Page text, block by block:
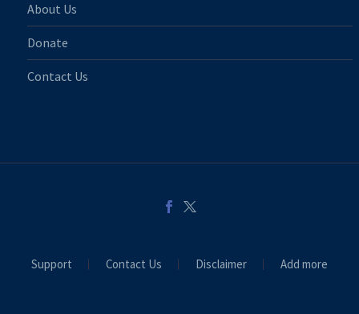
About Us
Donate
Contact Us
Support Contact Us Disclaimer Add more